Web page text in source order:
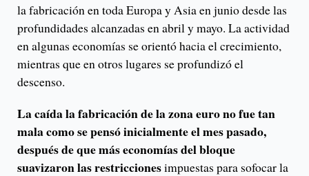
la fabricación en toda Europa y Asia en junio desde las
profundidades alcanzadas en abril y mayo. La actividad
en algunas economías se orientó hacia el crecimiento,
mientras que en otros lugares se profundizó el
descenso.
La caída la fabricación de la zona euro no fue tan
mala como se pensó inicialmente el mes pasado,
después de que más economías del bloque
suavizaron las restriccionesimpuestas para sofocar la